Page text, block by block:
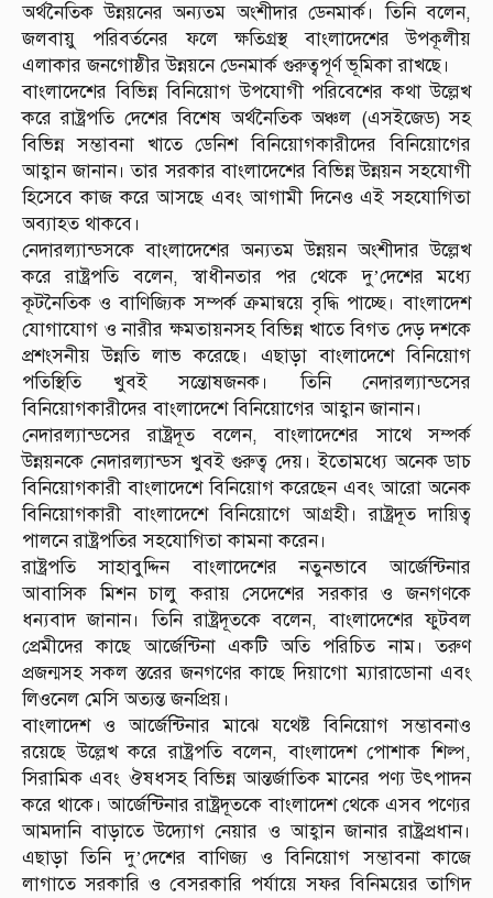
অর্থনৈতিক উন্নয়নের অন্যতম অংশীদার ডেনমার্ক। তিনি বলেন,
জলবায়ু পরিবর্তনের ফলে ক্ষতিগ্রস্থ বাংলাদেশের উপকূলীয়
এলাকার জনগোষ্ঠীর উন্নয়নে ডেনমার্ক গুরুত্বপূর্ণ ভূমিকা রাখছে।
বাংলাদেশের বিভিন্ন বিনিয়োগ উপযোগী পরিবেশের কথা উল্লেখ
করে রাষ্ট্রপতি দেশের বিশেষ অর্থনৈতিক অঞ্চল (এসইজেড) সহ
বিভিন্ন সম্ভাবনা খাতে ডেনিশ বিনিয়োগকারীদের বিনিয়োগের
আহ্বান জানান। তার সরকার বাংলাদেশের বিভিন্ন উন্নয়ন সহযোগী
হিসেবে কাজ করে আসছে এবং আগামী দিনেও এই সহযোগিতা
অব্যাহত থাকবে।
নেদারল্যান্ডসকে বাংলাদেশের অন্যতম উন্নয়ন অংশীদার উল্লেখ
করে রাষ্ট্রপতি বলেন, স্বাধীনতার পর থেকে দু’দেশের মধ্যে
কূটনৈতিক ও বাণিজ্যিক সম্পর্ক ক্রমান্বয়ে বৃদ্ধি পাচ্ছে। বাংলাদেশ
যোগাযোগ ও নারীর ক্ষমতায়নসহ বিভিন্ন খাতে বিগত দেড় দশকে
প্রশংসনীয় উন্নতি লাভ করেছে। এছাড়া বাংলাদেশে বিনিয়োগ
পতিস্থিতি খুবই সন্তোষজনক। তিনি নেদারল্যান্ডসের
বিনিয়োগকারীদের বাংলাদেশে বিনিয়োগের আহ্বান জানান।
নেদারল্যান্ডসের রাষ্ট্রদূত বলেন, বাংলাদেশের সাথে সম্পর্ক
উন্নয়নকে নেদারল্যান্ডস খুবই গুরুত্ব দেয়। ইতোমধ্যে অনেক ডাচ
বিনিয়োগকারী বাংলাদেশে বিনিয়োগ করেছেন এবং আরো অনেক
বিনিয়োগকারী বাংলাদেশে বিনিয়োগে আগ্রহী। রাষ্ট্রদূত দায়িত্ব
পালনে রাষ্ট্রপতির সহযোগিতা কামনা করেন।
রাষ্ট্রপতি সাহাবুদ্দিন বাংলাদেশের নতুনভাবে আর্জেন্টিনার
আবাসিক মিশন চালু করায় সেদেশের সরকার ও জনগণকে
ধন্যবাদ জানান। তিনি রাষ্ট্রদূতকে বলেন, বাংলাদেশের ফুটবল
প্রেমীদের কাছে আর্জেন্টিনা একটি অতি পরিচিত নাম। তরুণ
প্রজন্মসহ সকল স্তরের জনগণের কাছে দিয়াগো ম্যারাডোনা এবং
লিওনেল মেসি অত্যন্ত জনপ্রিয়।
বাংলাদেশ ও আর্জেন্টিনার মাঝে যথেষ্ট বিনিয়োগ সম্ভাবনাও
রয়েছে উল্লেখ করে রাষ্ট্রপতি বলেন, বাংলাদেশ পোশাক শিল্প,
সিরামিক এবং ঔষধসহ বিভিন্ন আন্তর্জাতিক মানের পণ্য উৎপাদন
করে থাকে। আর্জেন্টিনার রাষ্ট্রদূতকে বাংলাদেশ থেকে এসব পণ্যের
আমদানি বাড়াতে উদ্যোগ নেয়ার ও আহ্বান জানার রাষ্ট্রপ্রধান।
এছাড়া তিনি দু’দেশের বাণিজ্য ও বিনিয়োগ সম্ভাবনা কাজে
লাগাতে সরকারি ও বেসরকারি পর্যায়ে সফর বিনিময়ের তাগিদ